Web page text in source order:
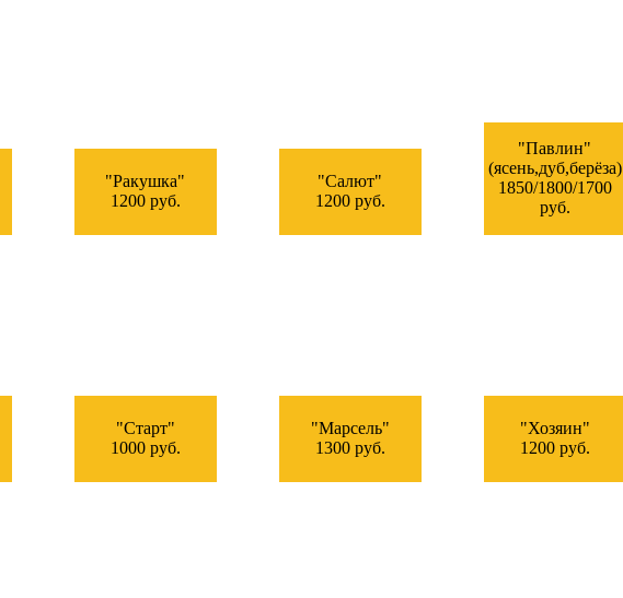
"Ракушка"
1200 руб.
"Салют"
1200 руб.
"Павлин"
(ясень,дуб,берёза)
1850/1800/1700
руб.
"Старт"
1000 руб.
"Марсель"
1300 руб.
"Хозяин"
1200 руб.